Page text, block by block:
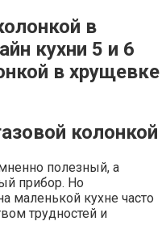
в
кухни 5 и 6
в хрущевке
колонкой
полезный, а
прибор. Но
маленькой кухне часто
трудностей и